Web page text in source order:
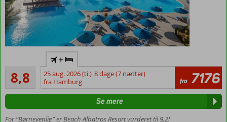
All Inclusive
restauranter
Vandland med
vandrutsjebaner
Privat
strand
8,8Alletiders
67
anmeldelser
+
25 aug. 2026 (ti.) 8 dage (7 nætter)
fra Hamburg
fra 7176
For “Børnevenlig” er Beach Albatros Resort vurderet til 9,2!
Se mere